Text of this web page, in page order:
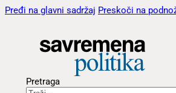
Pređi na glavni sadržaj Preskoči na
Pretraga